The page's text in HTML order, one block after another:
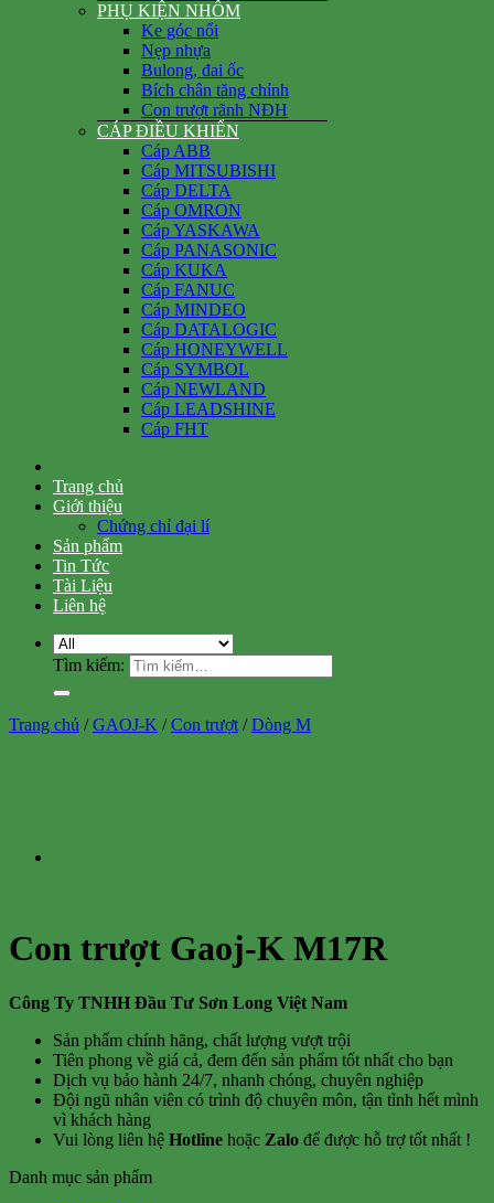
PHỤ KIỆN NHÔM
Ke góc nổi
Nẹp nhựa
Bulong, đai ốc
Bích chân tăng chỉnh
Con trượt rãnh NĐH
CÁP ĐIỀU KHIỂN
Cáp ABB
Cáp MITSUBISHI
Cáp DELTA
Cáp OMRON
Cáp YASKAWA
Cáp PANASONIC
Cáp KUKA
Cáp FANUC
Cáp MINDEO
Cáp DATALOGIC
Cáp HONEYWELL
Cáp SYMBOL
Cáp NEWLAND
Cáp LEADSHINE
Cáp FHT
Trang chủ
Giới thiệu
Chứng chỉ đại lí
Sản phẩm
Tin Tức
Tài Liệu
Liên hệ
Tìm kiếm:
Trang chủ / GAOJ-K / Con trượt / Dòng M
Con trượt Gaoj-K M17R
Công Ty TNHH Đầu Tư Sơn Long Việt Nam
Sản phẩm chính hãng, chất lượng vượt trội
Tiên phong về giá cả, đem đến sản phẩm tốt nhất cho bạn
Dịch vụ bảo hành 24/7, nhanh chóng, chuyên nghiệp
Đội ngũ nhân viên có trình độ chuyên môn, tận tình hết mình
vì khách hàng
Vui lòng liên hệ Hotline hoặc Zalo để được hỗ trợ tốt nhất !
Danh mục sản phẩm